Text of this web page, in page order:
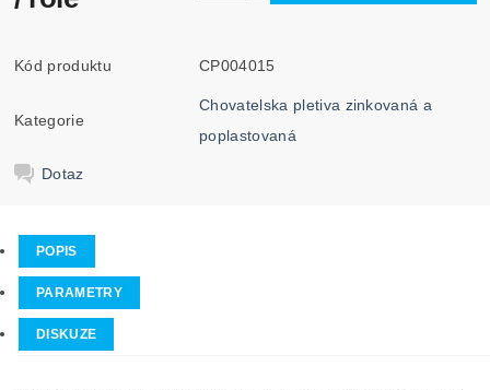
Kód produktu CP004015
Kategorie
Chovatelska pletiva zinkovaná a
poplastovaná
Dotaz
POPIS
PARAMETRY
DISKUZE